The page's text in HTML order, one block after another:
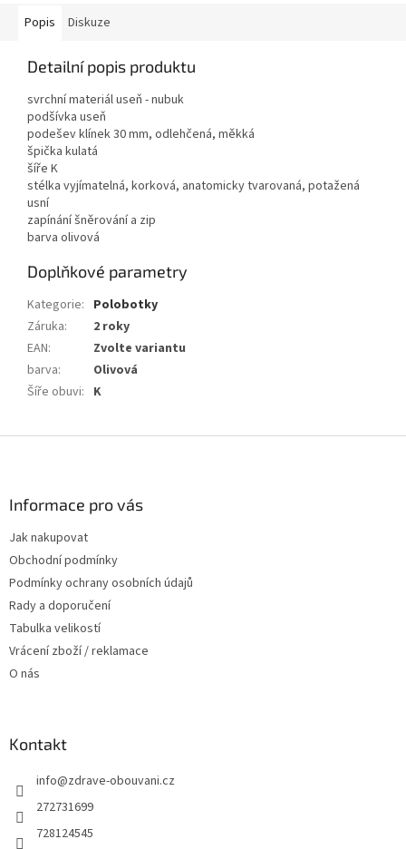
Popis Diskuze
Detailní popis produktu
svrchní materiál useň - nubuk
podšívka useň
podešev klínek 30 mm, odlehčená, měkká
špička kulatá
šíře K
stélka vyjímatelná, korková, anatomicky tvarovaná, potažená
usní
zapínání šněrování a zip
barva olivová
Doplňkové parametry
Kategorie: Polobotky
Záruka:
2 roky
EAN:
Zvolte variantu
barva:
Olivová
Šíře obuvi: K
Informace pro vás
Jak nakupovat
Obchodní podmínky
Podmínky ochrany osobních údajů
Rady a doporučení
Tabulka velikostí
Vrácení zboží / reklamace
O nás
Kontakt
info@zdrave-obouvani.cz
272731699
728124545